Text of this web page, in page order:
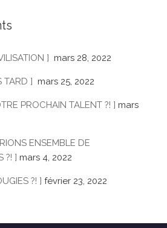
] mars 28, 2022
TARD ] mars 25, 2022
PROCHAIN TALENT ?! ] mars
ENSEMBLE DE
?! ] mars 4, 2022
?! ] février 23, 2022